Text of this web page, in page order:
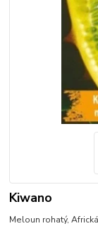
Kiwano
Meloun rohatý,